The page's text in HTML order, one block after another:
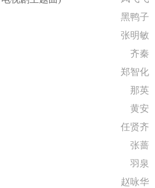
黑鸭子
张明敏
齐秦
郑智化
那英
黄安
任贤齐
张蔷
羽泉
赵咏华